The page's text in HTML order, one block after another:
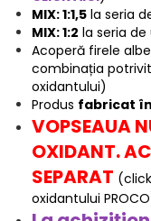
MIX: 1:1,5 la seria
MIX: 1:2 la seria
Acoperă firele
combinația
oxidantului)
Produs fabricat
VOPSEAUA
OXIDANT.
SEPARAT
oxidantului